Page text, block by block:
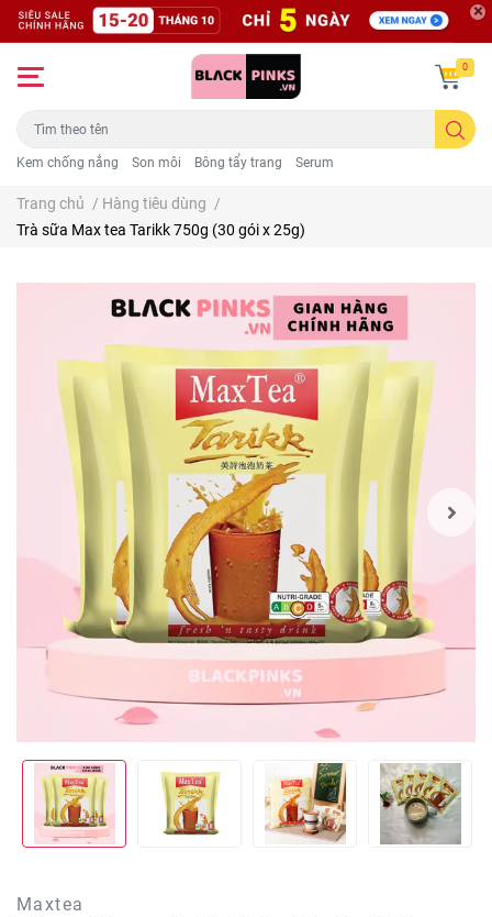
Kem chống nắng Son môi Bông tẩy trang Serum
0
Trang chủ / Hàng tiêu dùng /
Trà sữa Max tea Tarikk 750g (30 gói x 25g)
Maxtea